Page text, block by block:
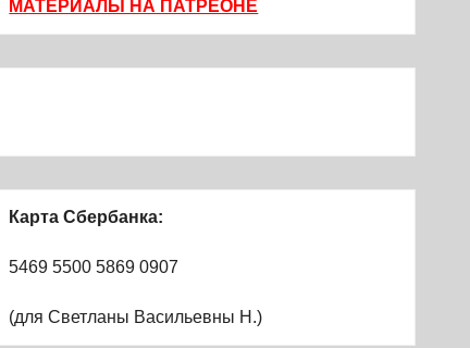
МАТЕРИАЛЫ НА ПАТРЕОНЕ
Карта Сбербанка:
5469 5500 5869 0907
(для Светланы Васильевны Н.)